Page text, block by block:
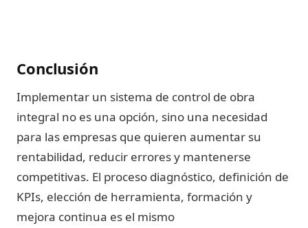
Conclusión
Implementar un sistema de control de obra
integral no es una opción, sino una necesidad
para las empresas que quieren aumentar su
rentabilidad, reducir errores y mantenerse
competitivas. El proceso diagnóstico, definición de
KPIs, elección de herramienta, formación y
mejora continua es el mismo